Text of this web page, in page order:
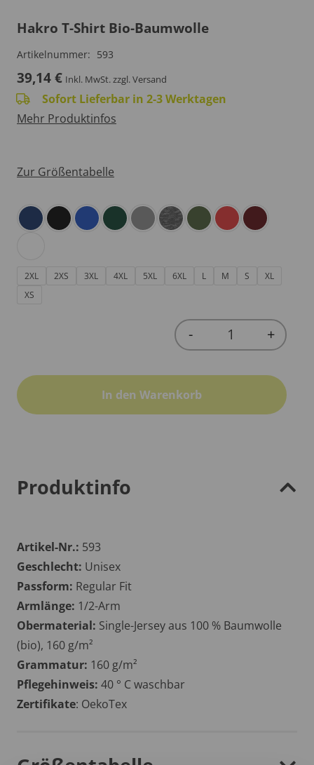
Hakro T-Shirt Bio-Baumwolle
Artikelnummer: 593
39,14€ Inkl. MwSt.zzgl. Versand
Sofort Lieferbar in 2-3 Werktagen
Mehr Produktinfos
Zur Größentabelle
2XL 2XS 3XL 4XL 5XL 6XL L M S
XL
XS
Quantity
- +
In den Warenkorb
Produktinfo
Artikel-Nr.: 593
Geschlecht: Unisex
Passform: Regular Fit
Armlänge: 1/2-Arm
Obermaterial: Single-Jersey aus 100 % Baumwolle
(bio), 160 g/m²
Grammatur: 160 g/m²
Pflegehinweis: 40 ° C waschbar
Zertifikate: OekoTex